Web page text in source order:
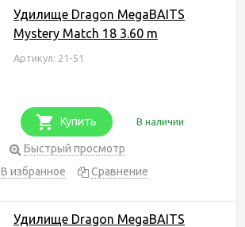
Удилище Dragon MegaBAITS
Mystery Match 18 3.60 m
Артикул: 21-51
Купить В наличии
Быстрый просмотр
В избранное
Сравнение
Удилище Dragon MegaBAITS